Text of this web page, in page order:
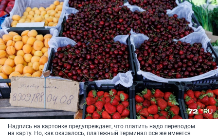
Надпись на картонке предупреждает, что платить надо переводом
на карту. Но, как оказалось, платежный терминал всё же имеется